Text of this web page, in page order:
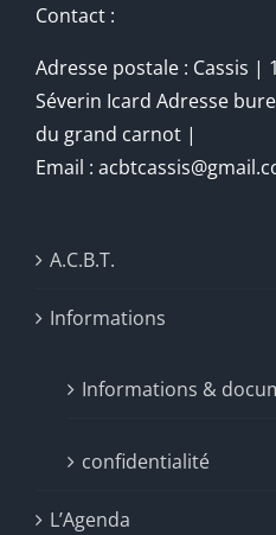
Contact :
Adresse postale : Cassis |
Séverin Icard Adresse
du grand carnot |
Email :
A.C.B.T.
Informations
Informations &
confidentialité
L’Agenda